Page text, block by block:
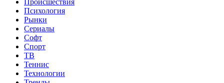
Психология
Рынки
Сериалы
Софт
Спорт
ТВ
Теннис
Технологии